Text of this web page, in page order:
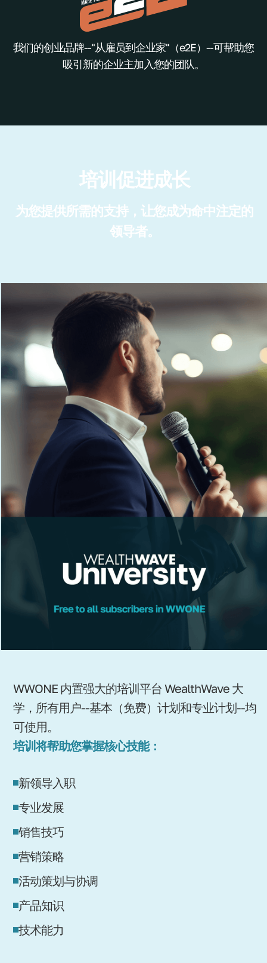
我们的创业品牌--"从雇员到企业家"（e2E）--可帮助您
吸引新的企业主加入您的团队。
培训促进成长
为您提供所需的支持，让您成为命中注定的
领导者。
WWONE 内置强大的培训平台 WealthWave 大
学，所有用户--基本（免费）计划和专业计划--均
可使用。
培训将帮助您掌握核心技能：
新领导入职
专业发展
销售技巧
营销策略
活动策划与协调
产品知识
技术能力